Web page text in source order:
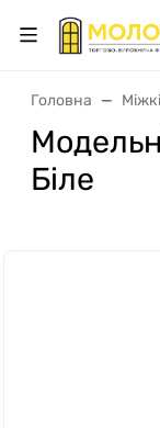
Головна
Біле